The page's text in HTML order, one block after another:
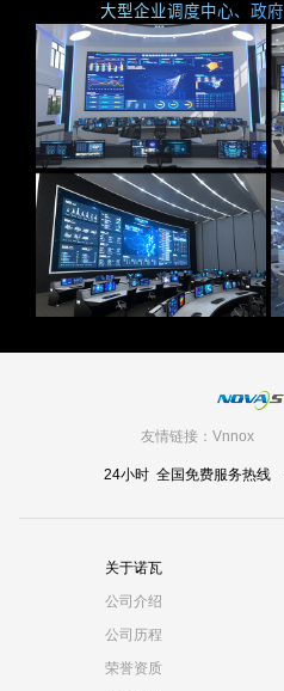
友情链接：Vnnox
24小时 全国免费服务热线
关于诺瓦
公司介绍
公司历程
荣誉资质